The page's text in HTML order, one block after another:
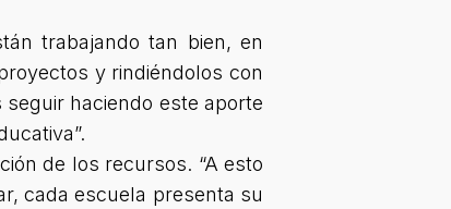
trabajando tan bien, en
y rindiéndolos con
haciendo este aporte
de los recursos. “A esto
cada escuela presenta su